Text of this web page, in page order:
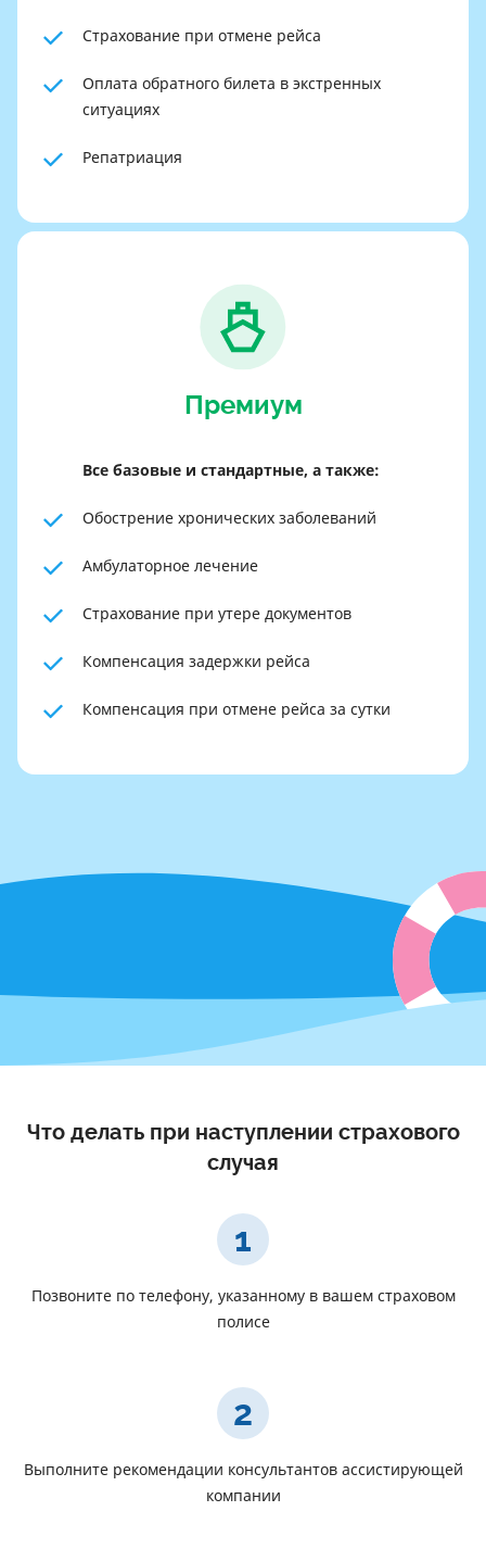
Страхование при отмене рейса
Оплата обратного билета в экстренных
ситуациях
Репатриация
Премиум
Все базовые и стандартные, а также:
Обострение хронических заболеваний
Амбулаторное лечение
Страхование при утере документов
Компенсация задержки рейса
Компенсация при отмене рейса за сутки
Что делать при наступлении страхового
случая
1
Позвоните по телефону, указанному в вашем страховом
полисе
2
Выполните рекомендации консультантов ассистирующей
компании